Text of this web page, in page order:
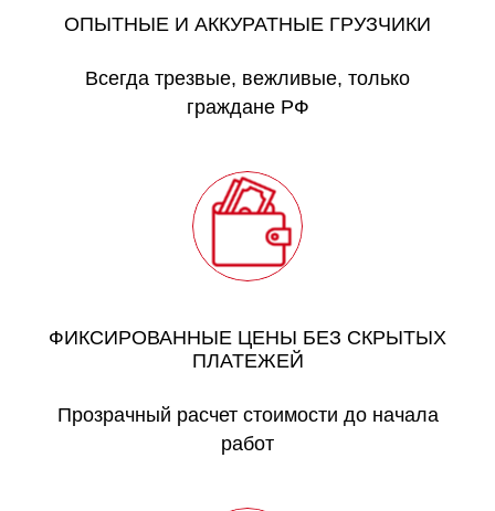
ОПЫТНЫЕ И АККУРАТНЫЕ ГРУЗЧИКИ
Всегда трезвые, вежливые, только
граждане РФ
ФИКСИРОВАННЫЕ ЦЕНЫ БЕЗ СКРЫТЫХ
ПЛАТЕЖЕЙ
Прозрачный расчет стоимости до начала
работ